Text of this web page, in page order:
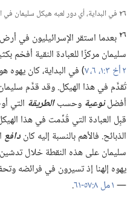
٢٦ في البداية،‏ أي دور لعبه هيكل سليمان في
٢٦ بعدما استقر الإسرائيليون في
سليمان مركزًا للعبادة النقية أفخم
٢ أخ ٣:‏١،‏
‏)‏ في البداية،‏ كان يهوه
تُقدَّم في هذا الهيكل.‏ وقد قدَّم
أفضلنوعية وحسبالطريقة التي
قبِل العبادة التي قُدِّمت في هذا
الذبائح.‏ فالأهم بالنسبة إليه كاندافع
سليمان على هذه النقطة خلال تدشين
يهوه إلهنا إذ تسيرون في فرائضه
—‏١ مل ٨:‏٥٧-‏٦١ ‏.‏